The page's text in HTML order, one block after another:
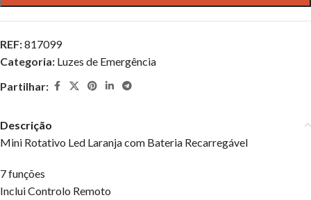
REF:817099
Categoria: Luzes de Emergência
Partilhar:
Descrição
Mini Rotativo Led Laranja com Bateria Recarregável
7 funções
Inclui Controlo Remoto